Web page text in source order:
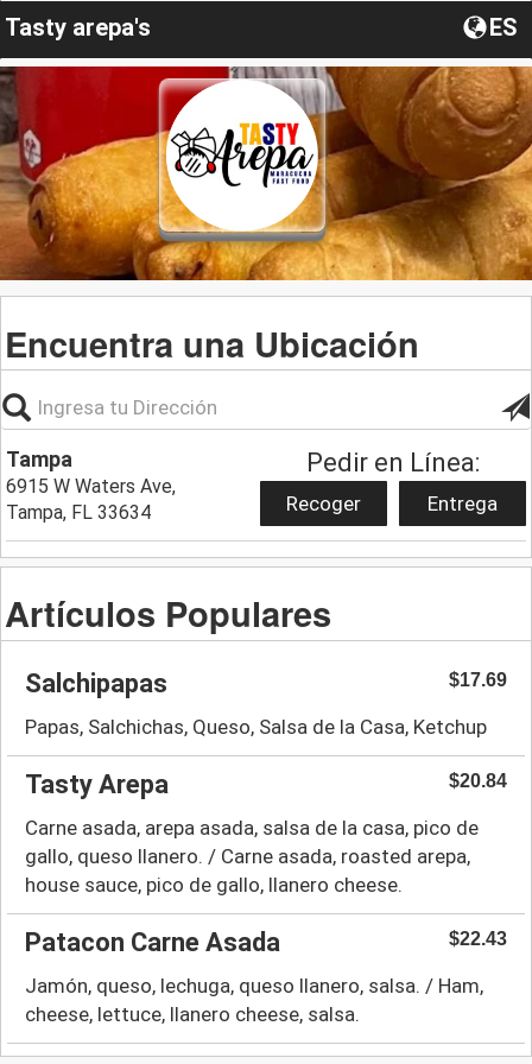
Tasty arepa's ES
Encuentra una Ubicación
Tampa
6915 W Waters Ave,
Tampa, FL 33634
Pedir en Línea:
Recoger Entrega
Artículos Populares
Salchipapas $17.69
Papas, Salchichas, Queso, Salsa de la Casa, Ketchup
Tasty Arepa $20.84
Carne asada, arepa asada, salsa de la casa, pico de
gallo, queso llanero. / Carne asada, roasted arepa,
house sauce, pico de gallo, llanero cheese.
Patacon Carne Asada $22.43
Jamón, queso, lechuga, queso llanero, salsa. / Ham,
cheese, lettuce, llanero cheese, salsa.